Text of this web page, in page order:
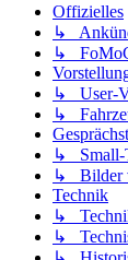
Offizielles
↳
↳
↳ User-
↳
↳ Small-
↳ Bilder
Technik
↳
↳